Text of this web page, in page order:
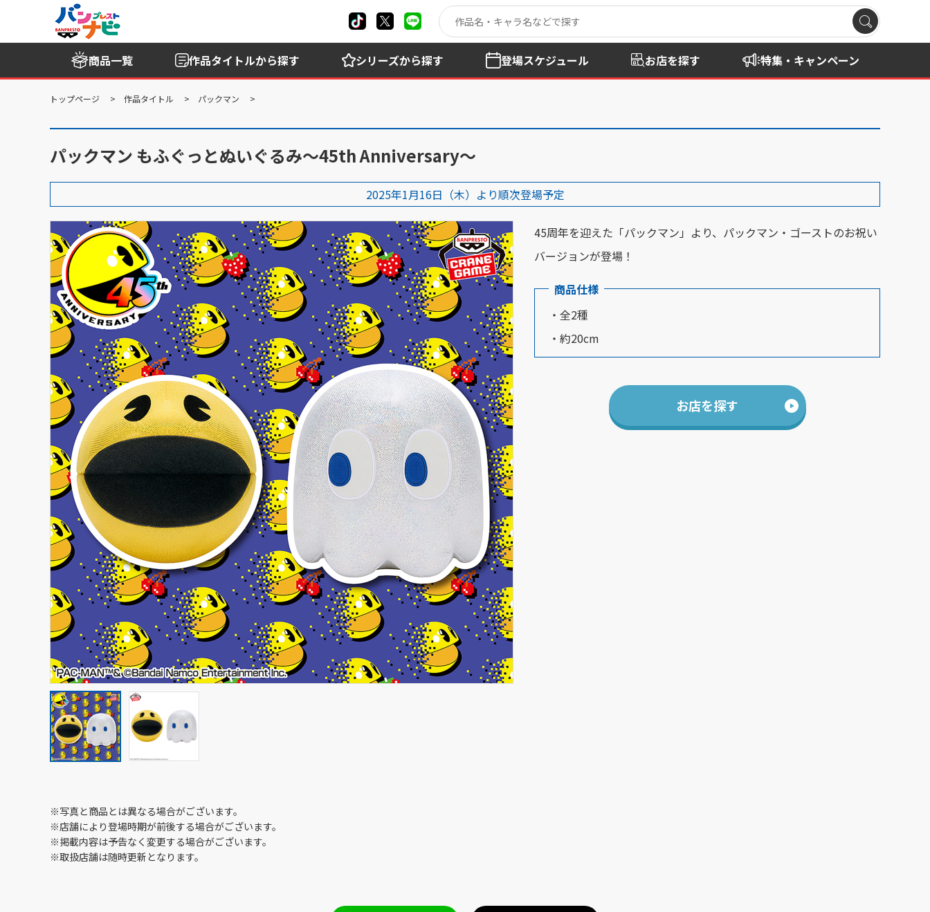
商品一覧 作品タイトルから探す シリーズから探す 登場スケジュール お店を探す 特集・キャンペーン
トップページ 作品タイトル パックマン
パックマン もふぐっとぬいぐるみ～45th Anniversary～
2025年1月16日（木）より順次登場予定
45周年を迎えた「パックマン」より、パックマン・ゴーストのお祝い
バージョンが登場！
商品仕様
・全2種
・約20cm
お店を探す
※写真と商品とは異なる場合がございます。
※店舗により登場時期が前後する場合がございます。
※掲載内容は予告なく変更する場合がございます。
※取扱店舗は随時更新となります。